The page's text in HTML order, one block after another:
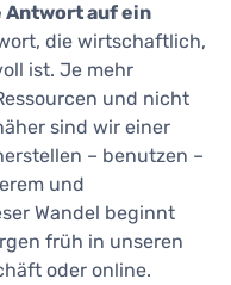
Antwort auf ein
die wirtschaftlich,
ist. Je mehr
und nicht
sind wir einer
– benutzen –
und
Wandel beginnt
früh in unseren
oder online.